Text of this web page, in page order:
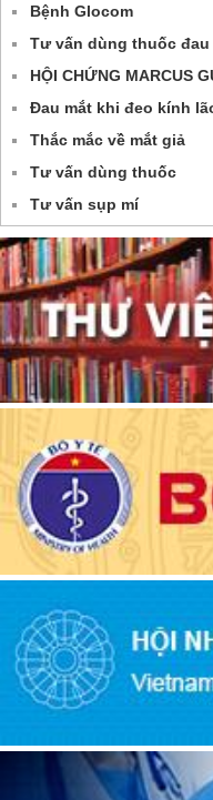
Bệnh Glocom
Tư vấn dùng thuốc
HỘI CHỨNG MARCUS
Đau mắt khi đeo kính
Thắc mắc về mắt giả
Tư vấn dùng thuốc
Tư vấn sụp mí